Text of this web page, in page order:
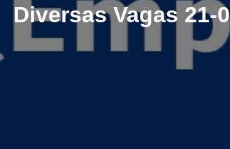
Diversas Vagas 21-